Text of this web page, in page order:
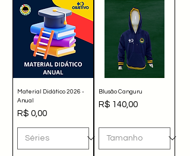
Material Didático 2026 -
Anual
Preço
R$ 0,00
Blusão Canguru
Preço
R$ 140,00